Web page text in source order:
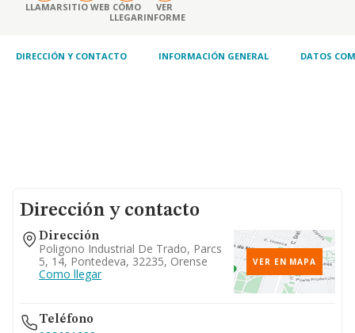
LLAMARSITIO WEB CÓMO
LLEGAR
VER
INFORME
DIRECCIÓN Y CONTACTO INFORMACIÓN GENERAL DATOS
Dirección y contacto
Dirección
Poligono Industrial De Trado, Parcs
5, 14, Pontedeva, 32235, Orense
Como llegar
VER EN MAPA
Teléfono